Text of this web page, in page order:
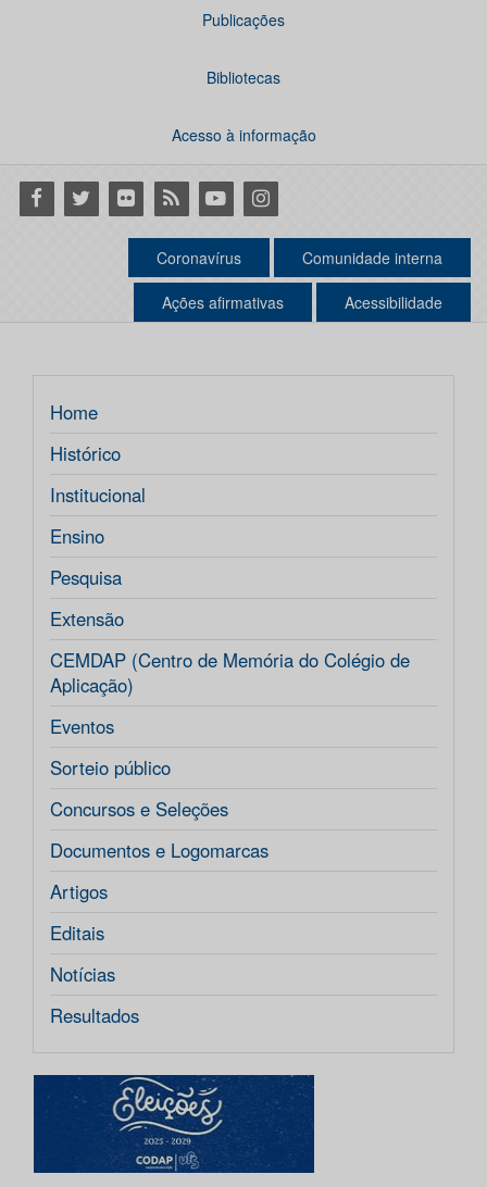
Publicações
Bibliotecas
Acesso à informação
Facebook
Twitter Flickr RSS YoutubeInstagram
Coronavírus Comunidade interna
Ações afirmativas Acessibilidade
Home
Histórico
Institucional
Ensino
Pesquisa
Extensão
CEMDAP (Centro de Memória do Colégio de
Aplicação)
Eventos
Sorteio público
Concursos e Seleções
Documentos e Logomarcas
Artigos
Editais
Notícias
Resultados